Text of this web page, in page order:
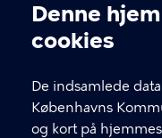
Denne
cookies
De indsamlede
Københavns
og kort på
Kontakt
T
fFind andre
CVR-nummer